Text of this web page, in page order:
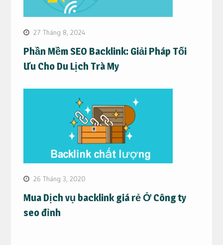
27 Tháng 8, 2024
Phần Mềm SEO Backlink: Giải Pháp Tối
Ưu Cho Du Lịch Trà My
26 Tháng 3, 2020
Mua Dịch vụ backlink giá rẻ Ở Công ty
seo đỉnh